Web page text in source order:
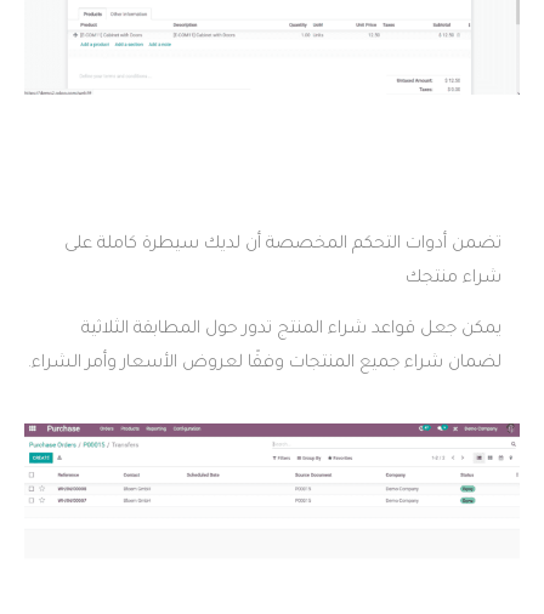
المخصصة أن لديك سيطرة كاملة على
المنتج تدور حول المطابقة الثلاثية
المنتجات وفقًا لعروض الأسعار وأمر الشراء.